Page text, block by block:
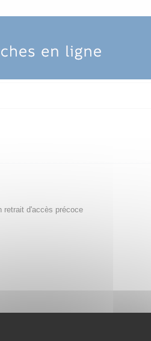
retrait d'accès précoce